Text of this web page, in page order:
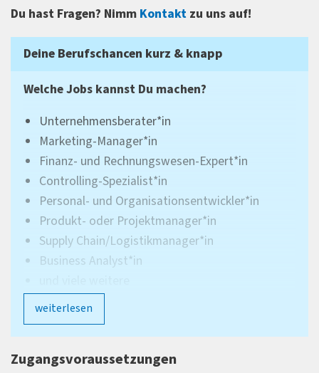
Du hast Fragen? Nimm Kontakt zu uns auf!
Deine Berufschancen kurz & knapp
Welche Jobs kannst Du machen?
Unternehmensberater*in
Marketing-Manager*in
Finanz- und Rechnungswesen-Expert*in
Controlling-Spezialist*in
Personal- und Organisationsentwickler*in
Produkt- oder Projektmanager*in
Supply Chain/Logistikmanager*in
Business Analyst*in
In welchen Branchen kannst Du arbeiten?
Dienstleistungs- und Beratungsunternehmen
weiterlesen
Zugangsvoraussetzungen